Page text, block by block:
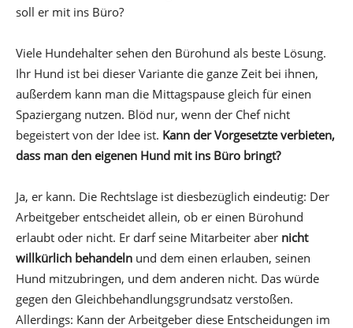
soll er mit ins Büro?
Viele Hundehalter sehen den Bürohund als beste Lösung.
Ihr Hund ist bei dieser Variante die ganze Zeit bei ihnen,
außerdem kann man die Mittagspause gleich für einen
Spaziergang nutzen. Blöd nur, wenn der Chef nicht
begeistert von der Idee ist. Kann der Vorgesetzte verbieten,
dass man den eigenen Hund mit ins Büro bringt?
Ja, er kann. Die Rechtslage ist diesbezüglich eindeutig: Der
Arbeitgeber entscheidet allein, ob er einen Bürohund
erlaubt oder nicht. Er darf seine Mitarbeiter aber nicht
willkürlich behandeln und dem einen erlauben, seinen
Hund mitzubringen, und dem anderen nicht. Das würde
gegen den Gleichbehandlungsgrundsatz verstoßen.
Allerdings: Kann der Arbeitgeber diese Entscheidungen im